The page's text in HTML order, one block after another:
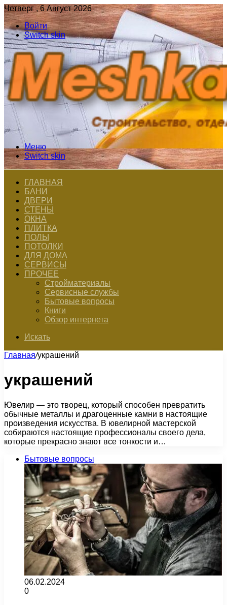
Четверг , 6 Август 2026
Войти
Switch skin
Меню
Switch skin
ГЛАВНАЯ
БАНИ
ДВЕРИ
СТЕНЫ
ОКНА
ПЛИТКА
ПОЛЫ
ПОТОЛКИ
ДЛЯ ДОМА
СЕРВИСЫ
ПРОЧЕЕ
Стройматериалы
Сервисные службы
Бытовые вопросы
Книги
Обзор интернета
Искать
Главная/украшений
украшений
Ювелир — это творец, который способен превратить
обычные металлы и драгоценные камни в настоящие
произведения искусства. В ювелирной мастерской
собираются настоящие профессионалы своего дела,
которые прекрасно знают все тонкости и…
Бытовые вопросы
06.02.2024
0